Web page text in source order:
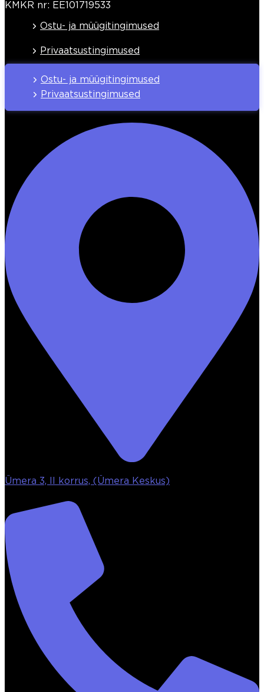
KMKR nr: EE101719533
Ostu- ja müügitingimused
Privaatsustingimused
Ostu- ja müügitingimused
Privaatsustingimused
Ümera 3, II korrus, (Ümera Keskus)